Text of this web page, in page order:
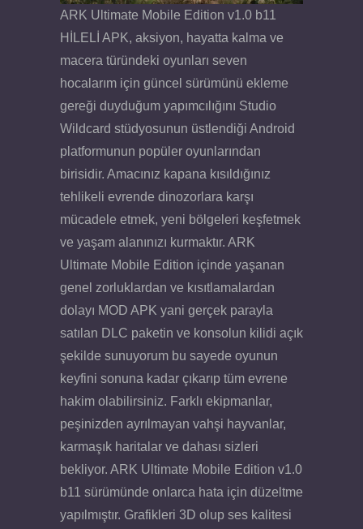
ARK Ultimate Mobile Edition v1.0 b11
HİLELİ APK, aksiyon, hayatta kalma ve
macera türündeki oyunları seven
hocalarım için güncel sürümünü ekleme
gereği duyduğum yapımcılığını Studio
Wildcard stüdyosunun üstlendiği Android
platformunun popüler oyunlarından
birisidir. Amacınız kapana kısıldığınız
tehlikeli evrende dinozorlara karşı
mücadele etmek, yeni bölgeleri keşfetmek
ve yaşam alanınızı kurmaktır. ARK
Ultimate Mobile Edition içinde yaşanan
genel zorluklardan ve kısıtlamalardan
dolayı MOD APK yani gerçek parayla
satılan DLC paketin ve konsolun kilidi açık
şekilde sunuyorum bu sayede oyunun
keyfini sonuna kadar çıkarıp tüm evrene
hakim olabilirsiniz. Farklı ekipmanlar,
peşinizden ayrılmayan vahşi hayvanlar,
karmaşık haritalar ve dahası sizleri
bekliyor. ARK Ultimate Mobile Edition v1.0
b11 sürümünde onlarca hata için düzeltme
yapılmıştır. Grafikleri 3D olup ses kalitesi